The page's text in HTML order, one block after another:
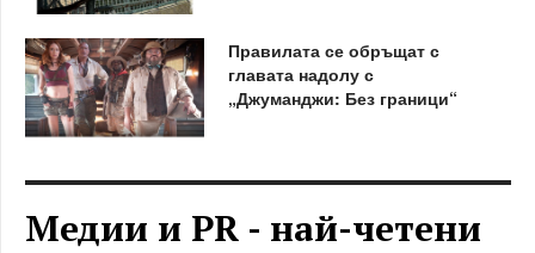
Правилата се обръщат с
главата надолу с
„Джуманджи: Без граници“
Медии и PR - най-четени